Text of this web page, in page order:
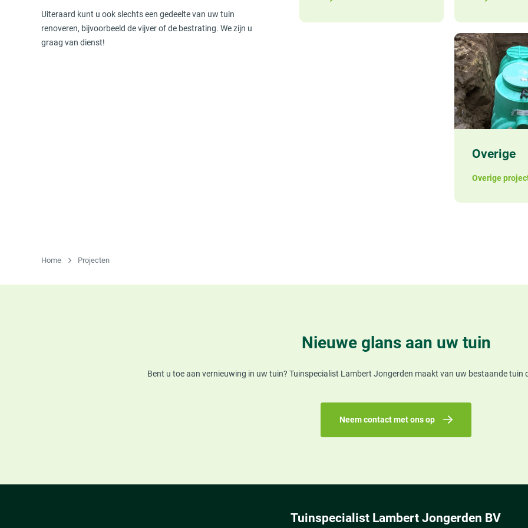
Uiteraard kunt u ook slechts een gedeelte van uw tuin
renoveren, bijvoorbeeld de vijver of de bestrating. We zijn u
graag van dienst!
Overige
Overige
Overige
Home Projecten
Nieuwe glans aan uw tuin
Bent u toe aan vernieuwing in uw tuin? Tuinspecialist Lambert Jongerden maakt van uw bestaande tuin
Neem contact met ons op
Tuinspecialist Lambert Jongerden BV